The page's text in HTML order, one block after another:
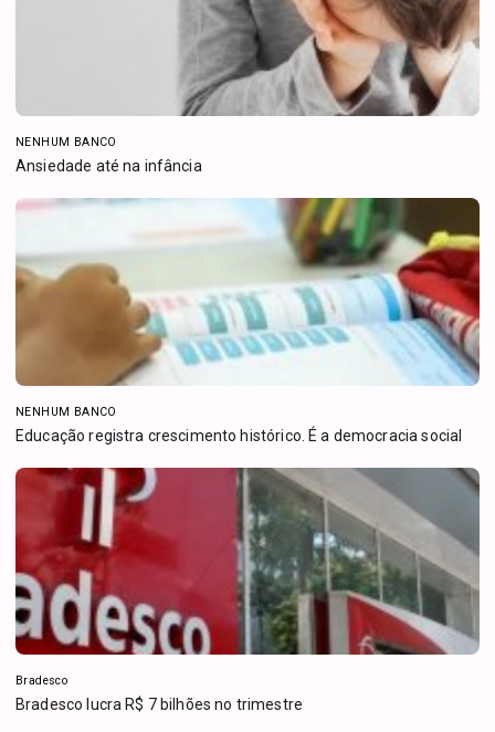
NENHUM BANCO
Ansiedade até na infância
NENHUM BANCO
Educação registra crescimento histórico. É a democracia social
Bradesco
Bradesco lucra R$ 7 bilhões no trimestre